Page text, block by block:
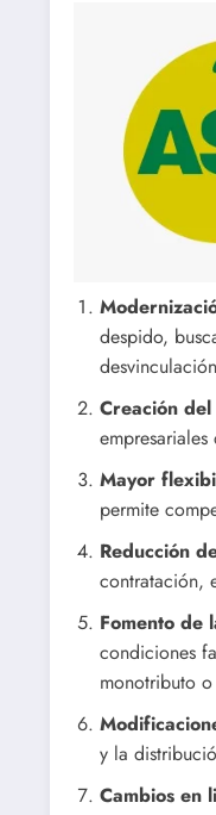
despido,
Creación
Mayor
permite
Reducción
contratación,
Fomento de
condiciones
monotributo
y la
Cambios en